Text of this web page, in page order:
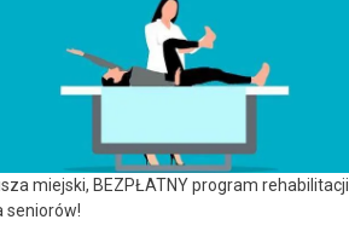
miejski, BEZPŁATNY program rehabilitacji
seniorów!